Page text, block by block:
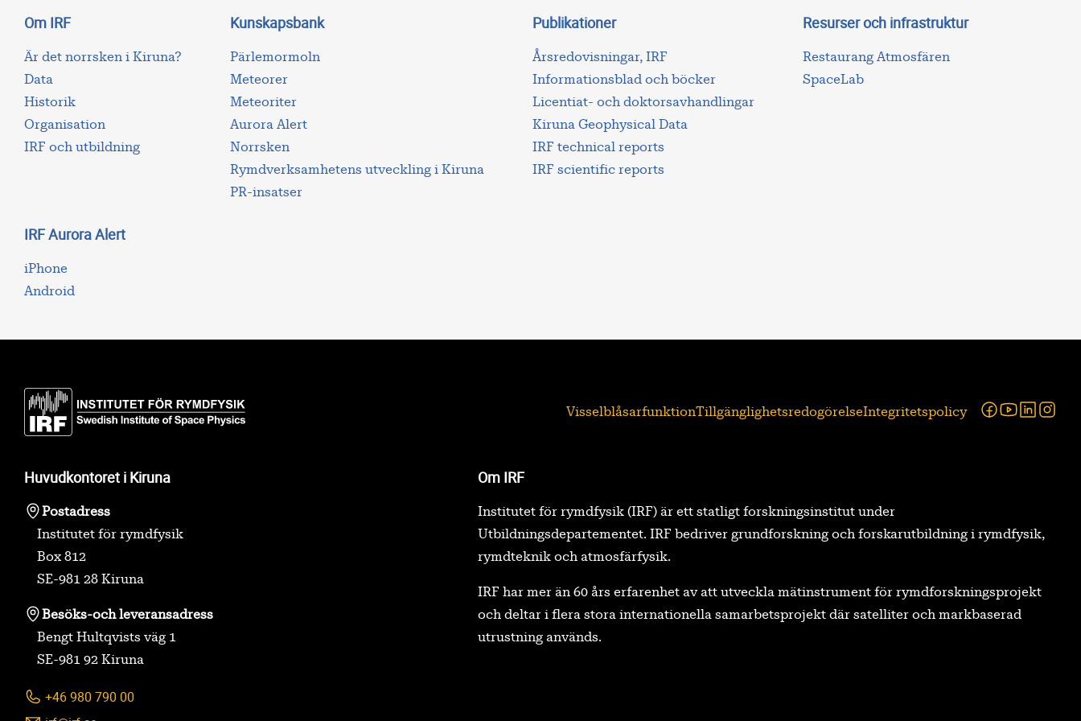
Om IRF
Är det norrsken i Kiruna?
Data
Historik
Organisation
IRF och utbildning
Kunskapsbank
Pärlemormoln
Meteorer
Meteoriter
Aurora Alert
Norrsken
Rymdverksamhetens utveckling i Kiruna
PR-insatser
Publikationer
Årsredovisningar, IRF
Informationsblad och böcker
Licentiat- och doktorsavhandlingar
Kiruna Geophysical Data
IRF technical reports
IRF scientific reports
Resurser och infrastruktur
Restaurang Atmosfären
SpaceLab
IRF Aurora Alert
iPhone
Android
VisselblåsarfunktionTillgänglighetsredogörelseIntegritetspolicy Facebook
Youtube
Huvudkontoret i Kiruna
Postadress
Institutet för rymdfysik
Box 812
SE-981 28 Kiruna
Besöks-och leveransadress
Bengt Hultqvists väg 1
SE-981 92 Kiruna
+46 980 790 00
Om IRF
Institutet för rymdfysik (IRF) är ett statligt forskningsinstitut under
Utbildningsdepartementet. IRF bedriver grundforskning och forskarutbildning i rymdfysik,
rymdteknik och atmosfärfysik.
IRF har mer än 60 års erfarenhet av att utveckla mätinstrument för rymdforskningsprojekt
och deltar i flera stora internationella samarbetsprojekt där satelliter och markbaserad
utrustning används.